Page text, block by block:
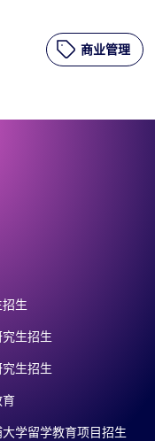
商业管理
生
生招生
生招生
育
学留学教育项目招生